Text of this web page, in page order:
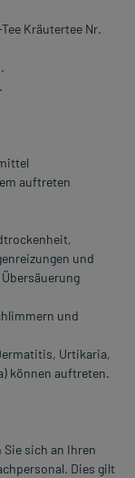
Kräutertee Nr.
auftreten
und
und
Urtikaria,
können auftreten.
Sie sich an Ihren
Dies gilt